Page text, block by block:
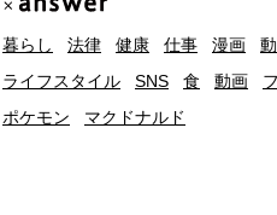
暮らし 法律 健康 仕事 漫画
ライフスタイル
SNS 食 動画
ポケモン
マクドナルド